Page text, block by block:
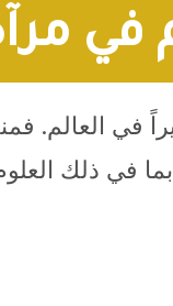
في
في
في ذلك